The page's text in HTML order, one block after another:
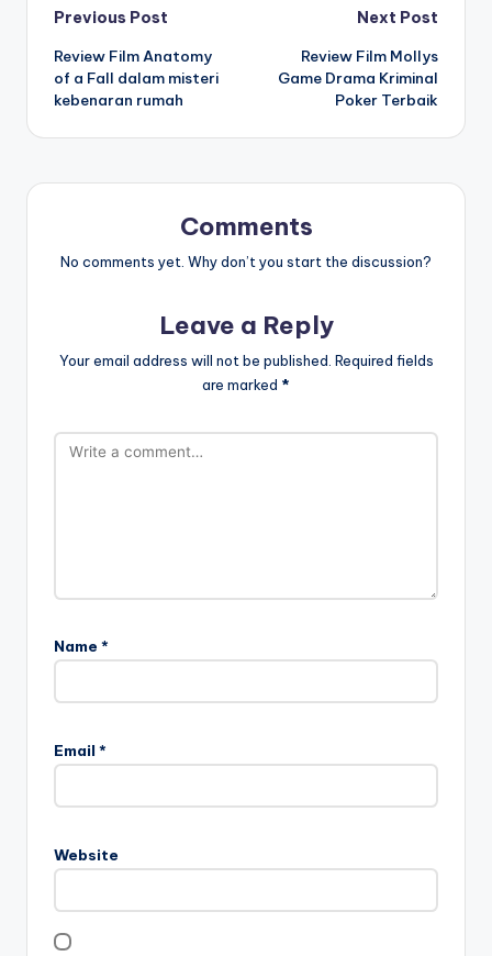
Post
navigation
Previous Post
Review Film Anatomy
of a Fall dalam misteri
kebenaran rumah
Next Post
Review Film Mollys
Game Drama Kriminal
Poker Terbaik
Comments
No comments yet. Why don’t you start the discussion?
Leave a Reply
Your email address will not be published. Required fields
are marked *
Name *
Email *
Website